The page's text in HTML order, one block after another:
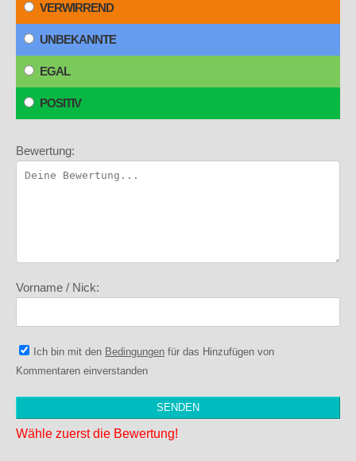
VERWIRREND
UNBEKANNTE
EGAL
POSITIV
Bewertung:
Vorname / Nick:
Ich bin mit den Bedingungen für das Hinzufügen von
Kommentaren einverstanden
Wähle zuerst die Bewertung!